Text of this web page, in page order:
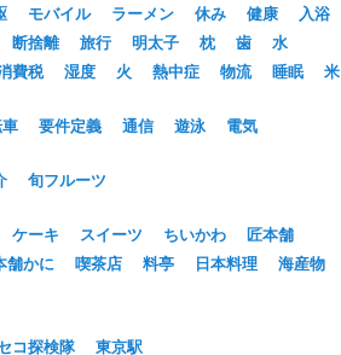
モバイル ラーメン 休み 健康
入浴
断捨離 旅行 明太子 枕 歯
水
費税 湿度 火 熱中症 物流 睡眠
米
要件定義 通信 遊泳
電気
旬フルーツ
ケーキ スイーツ ちいかわ
匠本舗
舗かに 喫茶店 料亭 日本料理
海産物
コ探検隊
東京駅